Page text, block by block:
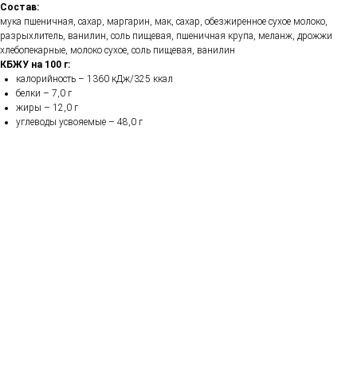
Состав:
мука пшеничная, сахар, маргарин, мак, сахар, обезжиренное сухое молоко,
разрыхлитель, ванилин, соль пищевая, пшеничная крупа, меланж, дрожжи
хлебопекарные, молоко сухое, соль пищевая, ванилин
КБЖУ на 100 г:
калорийность – 1360 кДж/325 ккал
белки – 7,0 г
жиры – 12,0 г
углеводы усвояемые – 48,0 г